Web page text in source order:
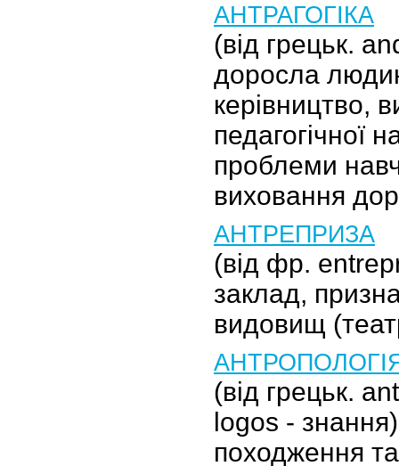
АНТРАГОГІКА
(від грецьк.
доросла
керівництво,
педагогічної
проблеми
виховання
АНТРЕПРИЗА
(від фр.
заклад,
видовищ
(від грецьк.
logos -
походження